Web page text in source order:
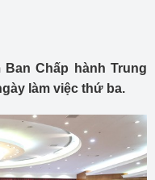
Chấp hành Trung
làm việc thứ ba.